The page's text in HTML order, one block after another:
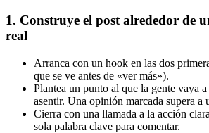
1. Construye el post alrededor de
real
Arranca con un hook en las dos
que se ve antes de «ver más»).
Plantea un punto al que la gente vaya a
asentir. Una opinión marcada supera a
Cierra con una llamada a la acción
sola palabra clave para comentar.